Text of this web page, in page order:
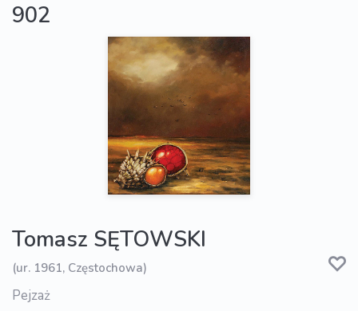
902
Tomasz SĘTOWSKI
(ur. 1961, Częstochowa)
Pejzaż